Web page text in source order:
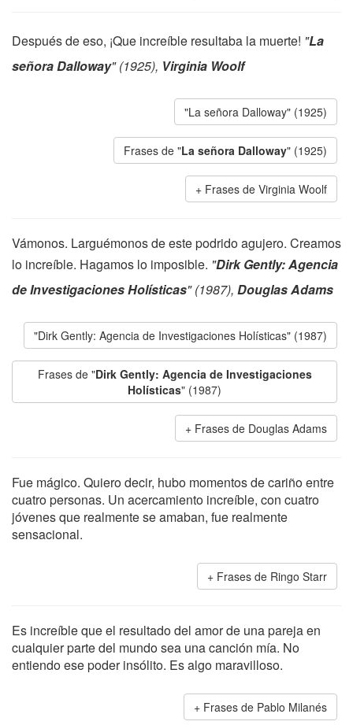
Después de eso, ¡Que increíble resultaba la muerte! "La
señora Dalloway" (1925), Virginia Woolf
"La señora Dalloway" (1925)
Frases de "La señora Dalloway" (1925)
Frases de Virginia Woolf
Vámonos. Larguémonos de este podrido agujero. Creamos
lo increíble. Hagamos lo imposible. "Dirk Gently: Agencia
de Investigaciones Holísticas" (1987), Douglas Adams
"Dirk Gently: Agencia de Investigaciones Holísticas" (1987)
Frases de "Dirk Gently: Agencia de Investigaciones
Holísticas" (1987)
Frases de Douglas Adams
Fue mágico. Quiero decir, hubo momentos de cariño entre
cuatro personas. Un acercamiento increíble, con cuatro
jóvenes que realmente se amaban, fue realmente
sensacional.
Frases de Ringo Starr
Es increíble que el resultado del amor de una pareja en
cualquier parte del mundo sea una canción mía. No
entiendo ese poder insólito. Es algo maravilloso.
Frases de Pablo Milanés